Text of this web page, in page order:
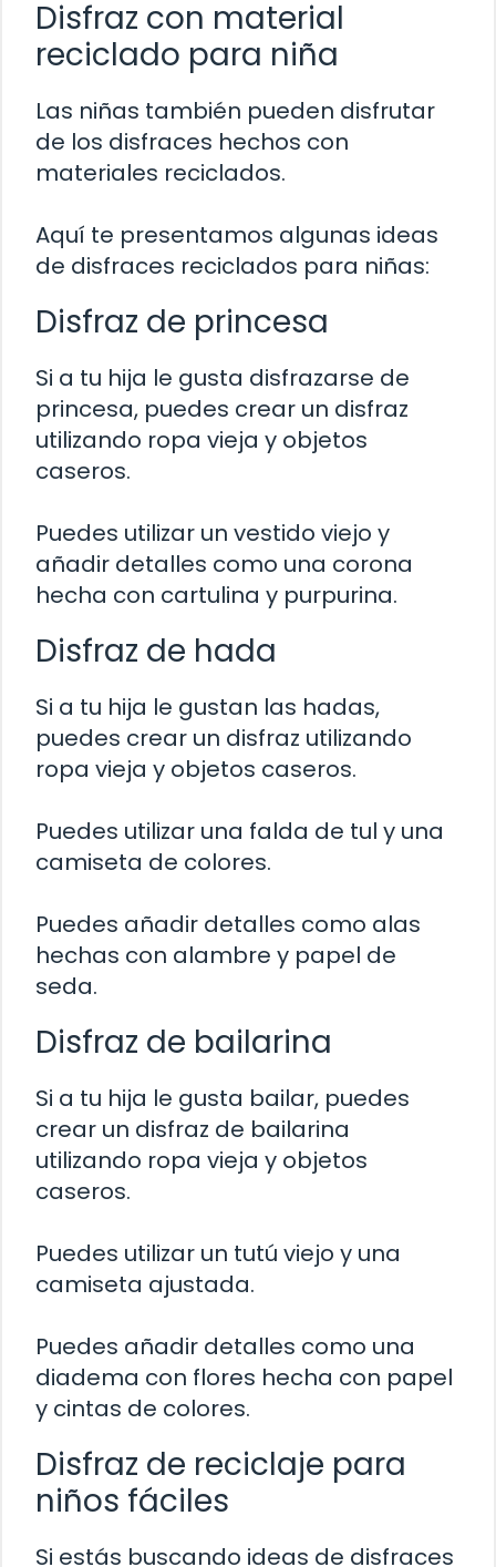
Disfraz con material
reciclado para niña
Las niñas también pueden disfrutar
de los disfraces hechos con
materiales reciclados.
Aquí te presentamos algunas ideas
de disfraces reciclados para niñas:
Disfraz de princesa
Si a tu hija le gusta disfrazarse de
princesa, puedes crear un disfraz
utilizando ropa vieja y objetos
caseros.
Puedes utilizar un vestido viejo y
añadir detalles como una corona
hecha con cartulina y purpurina.
Disfraz de hada
Si a tu hija le gustan las hadas,
puedes crear un disfraz utilizando
ropa vieja y objetos caseros.
Puedes utilizar una falda de tul y una
camiseta de colores.
Puedes añadir detalles como alas
hechas con alambre y papel de
seda.
Disfraz de bailarina
Si a tu hija le gusta bailar, puedes
crear un disfraz de bailarina
utilizando ropa vieja y objetos
caseros.
Puedes utilizar un tutú viejo y una
camiseta ajustada.
Puedes añadir detalles como una
diadema con flores hecha con papel
y cintas de colores.
Disfraz de reciclaje para
niños fáciles
Si estás buscando ideas de disfraces